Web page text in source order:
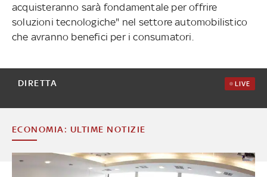
acquisteranno sarà fondamentale per offrire
soluzioni tecnologiche" nel settore automobilistico
che avranno benefici per i consumatori.
DIRETTA LIVE
ECONOMIA: ULTIME NOTIZIE